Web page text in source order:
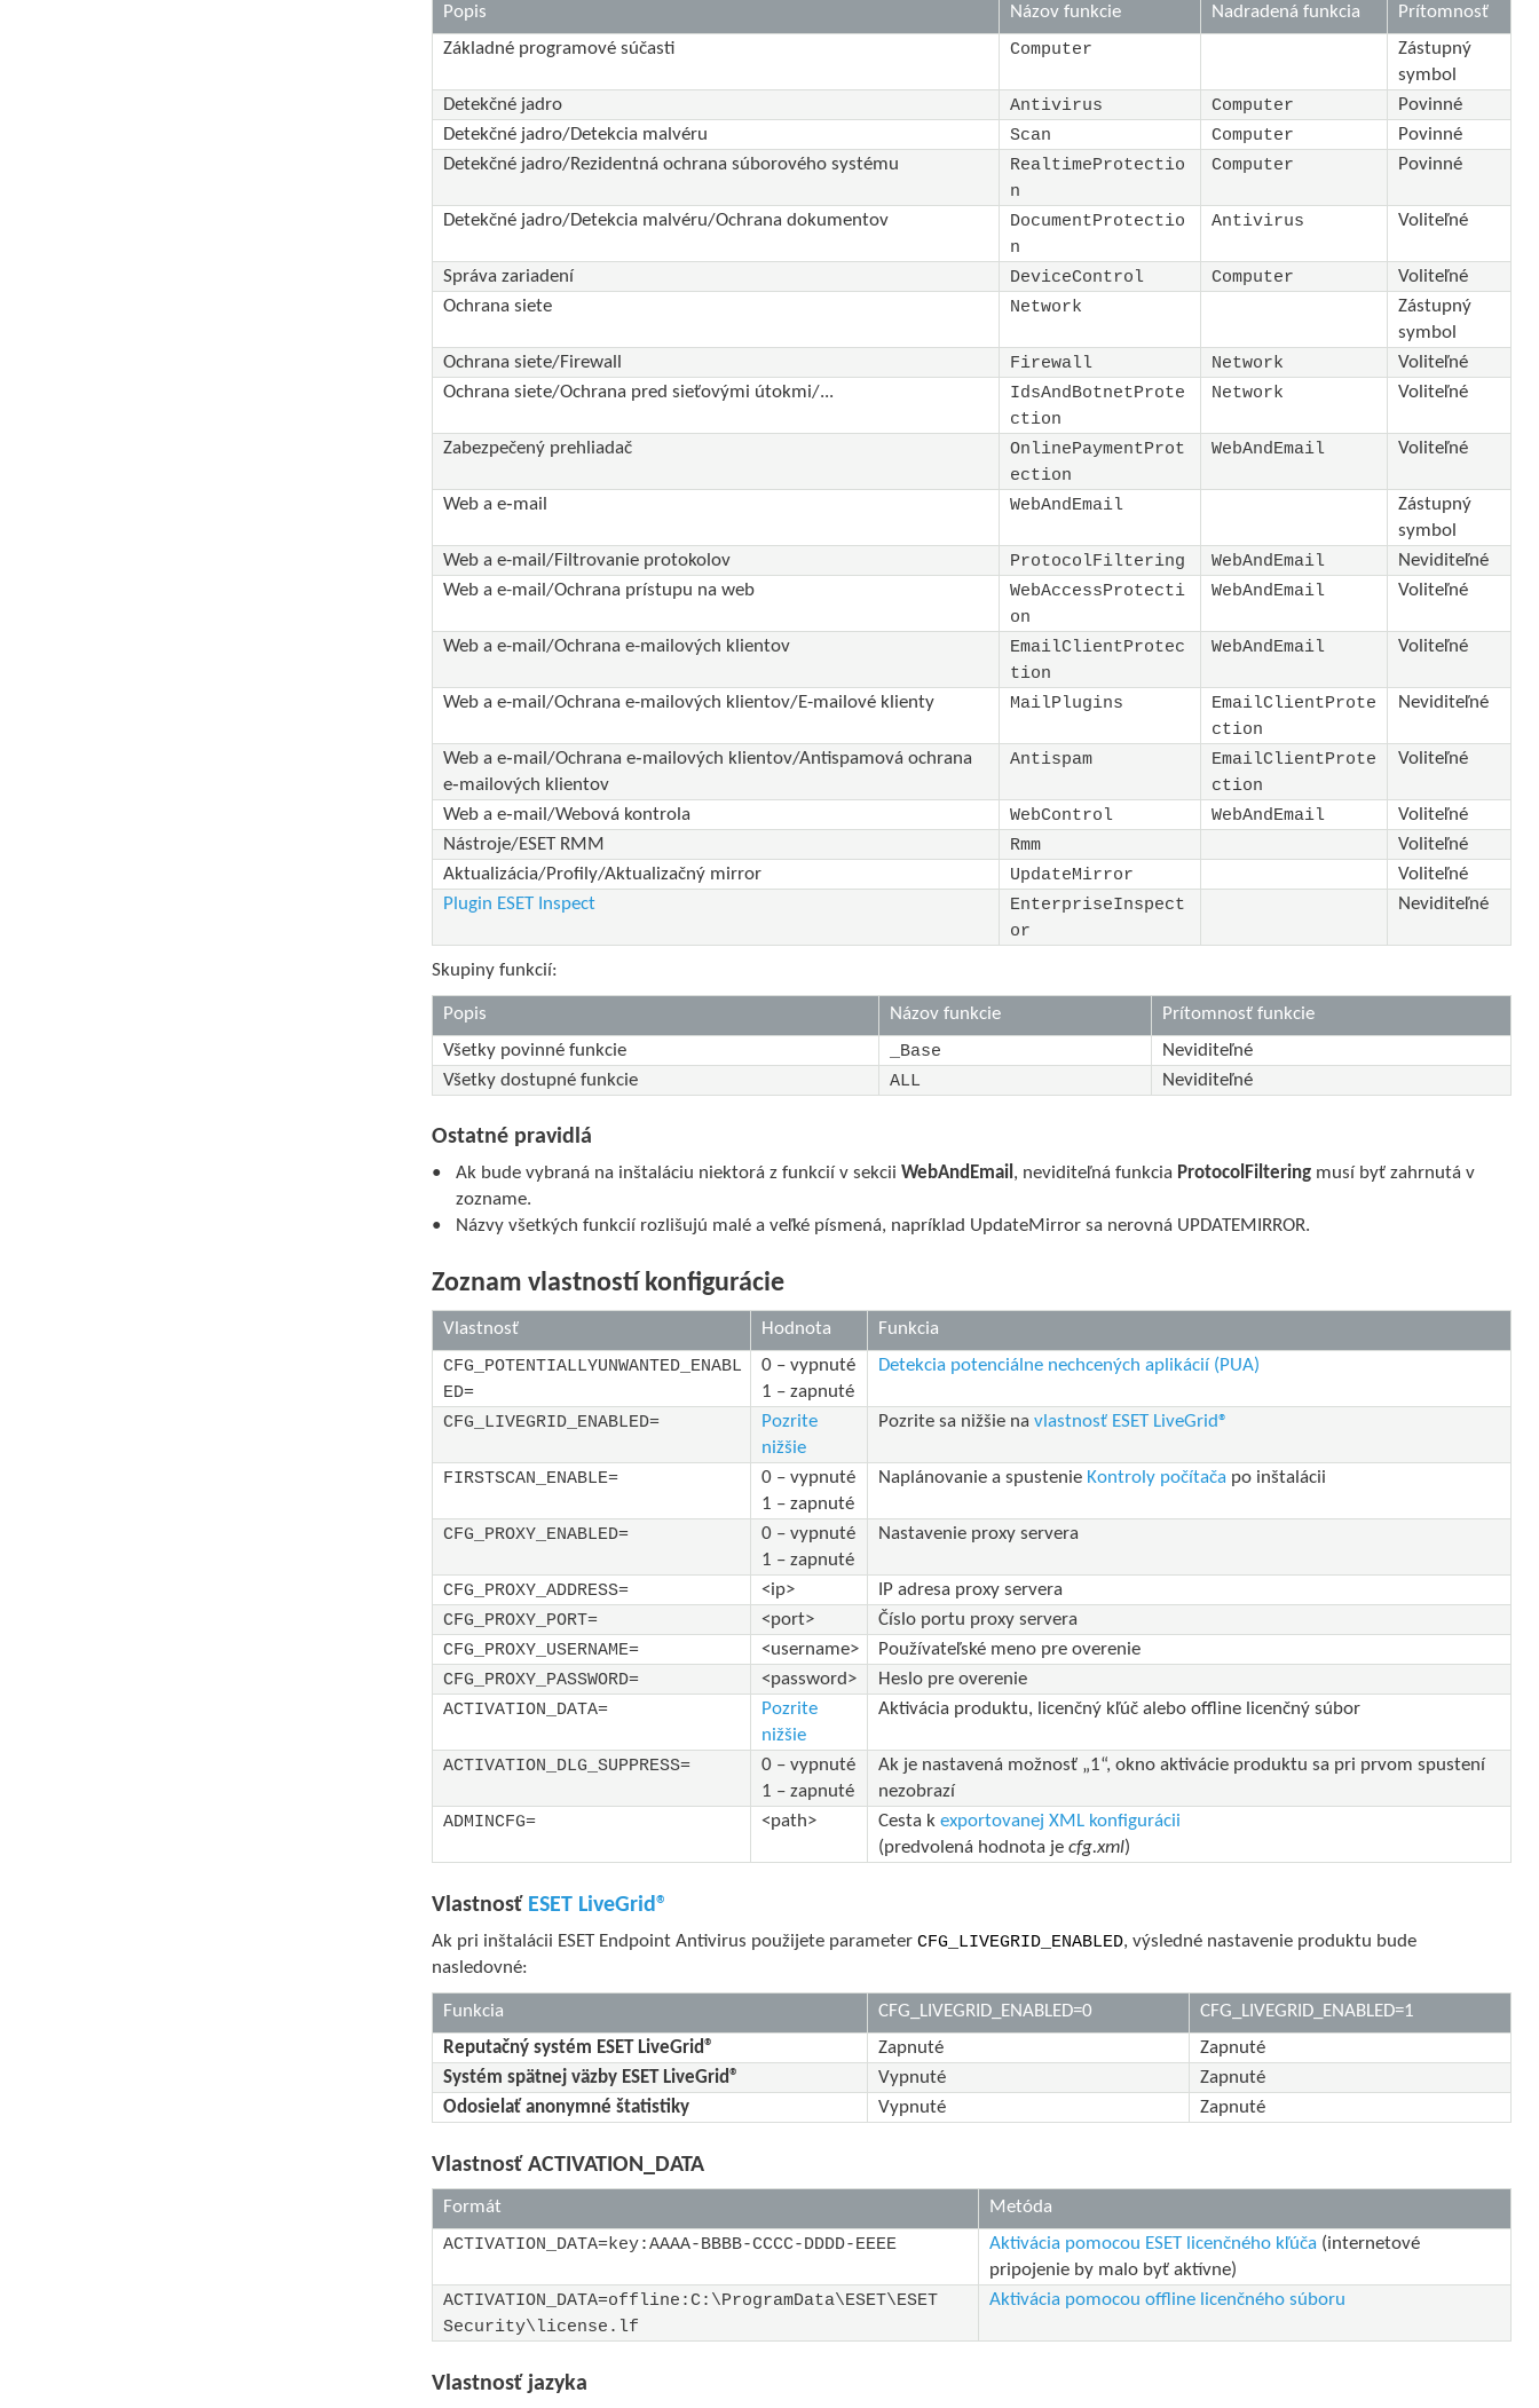
Popis Názov funkcie Nadradená funkcia
Prítomnosť
Základné programové súčasti
Computer
Zástupný
symbol
Detekčné jadro
Antivirus Computer
Povinné
Detekčné jadro/Detekcia malvéru
Scan Computer
Povinné
Detekčné jadro/Rezidentná ochrana súborového systému
RealtimeProtectio
n
Computer Povinné
Detekčné jadro/Detekcia malvéru/Ochrana dokumentov
DocumentProtectio
n
Antivirus Voliteľné
Správa zariadení DeviceControl Computer
Voliteľné
Ochrana siete
Network
Zástupný
symbol
Ochrana siete/Firewall
Firewall Network
Voliteľné
Ochrana siete/Ochrana pred sieťovými útokmi/...
IdsAndBotnetProte
ction
Network Voliteľné
Zabezpečený prehliadač
OnlinePaymentProt
ection
WebAndEmail Voliteľné
Web a e‑mail WebAndEmail
Zástupný
symbol
Web a e-mail/Filtrovanie protokolov
ProtocolFiltering WebAndEmail
Neviditeľné
Web a e-mail/Ochrana prístupu na web
WebAccessProtecti
on
WebAndEmail Voliteľné
Web a e-mail/Ochrana e-mailových klientov
EmailClientProtec
tion
WebAndEmail Voliteľné
Web a e-mail/Ochrana e-mailových klientov/E-mailové klienty MailPlugins
EmailClientProte
ction
Neviditeľné
Web a e‑mail/Ochrana e‑mailových klientov/Antispamová ochrana
e‑mailových klientov
Antispam
EmailClientProte
ction
Voliteľné
Web a e‑mail/Webová kontrola WebControl WebAndEmail
Voliteľné
Nástroje/ESET RMM
Rmm
Voliteľné
Aktualizácia/Profily/Aktualizačný mirror
UpdateMirror
Voliteľné
Plugin ESET Inspect
EnterpriseInspect
or
Neviditeľné
Skupiny funkcií:
Popis Názov funkcie
Prítomnosť funkcie
Všetky povinné funkcie
_Base
Neviditeľné
Všetky dostupné funkcie
ALL Neviditeľné
Ostatné pravidlá
Ak bude vybraná na inštaláciu niektorá z funkcií v sekcii WebAndEmail , neviditeľná funkcia ProtocolFilteringmusí byť zahrnutá v
zozname.
Názvy všetkých funkcií rozlišujú malé a veľké písmená, napríklad UpdateMirror sa nerovná UPDATEMIRROR.
Zoznam vlastností konfigurácie
Vlastnosť Hodnota Funkcia
CFG_POTENTIALLYUNWANTED_ENABL
ED=
0 – vypnuté
1 – zapnuté
Detekcia potenciálne nechcených aplikácií (PUA)
CFG_LIVEGRID_ENABLED=
Pozrite
nižšie
Pozrite sa nižšie navlastnosť ESET LiveGrid®
FIRSTSCAN_ENABLE=
0 – vypnuté
1 – zapnuté
Naplánovanie a spustenie Kontroly počítača po inštalácii
CFG_PROXY_ENABLED=
0 – vypnuté
1 – zapnuté
Nastavenie proxy servera
CFG_PROXY_ADDRESS= <ip> IP adresa proxy servera
CFG_PROXY_PORT= <port> Číslo portu proxy servera
CFG_PROXY_USERNAME= <username> Používateľské meno pre overenie
CFG_PROXY_PASSWORD= <password> Heslo pre overenie
ACTIVATION_DATA=
Pozrite
nižšie
Aktivácia produktu, licenčný kľúč alebo offline licenčný súbor
ACTIVATION_DLG_SUPPRESS=
0 – vypnuté
1 – zapnuté
Ak je nastavená možnosť „1“, okno aktivácie produktu sa pri prvom spustení
nezobrazí
ADMINCFG= <path> Cesta kexportovanej XML konfigurácii
(predvolená hodnota jecfg.xml)
Vlastnosť ESET LiveGrid®
Ak pri inštalácii ESET Endpoint Antivirus použijete parameterCFG_LIVEGRID_ENABLED, výsledné nastavenie produktu bude
nasledovné:
Funkcia CFG_LIVEGRID_ENABLED=0
CFG_LIVEGRID_ENABLED=1
Reputačný systém ESET LiveGrid®
Zapnuté
Zapnuté
Systém spätnej väzby ESET LiveGrid®
Vypnuté
Zapnuté
Odosielať anonymné štatistiky
Vypnuté Zapnuté
Vlastnosť ACTIVATION_DATA
Formát Metóda
ACTIVATION_DATA=key:AAAA-BBBB-CCCC-DDDD-EEEE Aktivácia pomocou ESET licenčného kľúča (internetové
pripojenie by malo byť aktívne)
ACTIVATION_DATA=offline:C:\ProgramData\ESET\ESET
Security\license.lf
Aktivácia pomocou offline licenčného súboru
Vlastnosť jazyka